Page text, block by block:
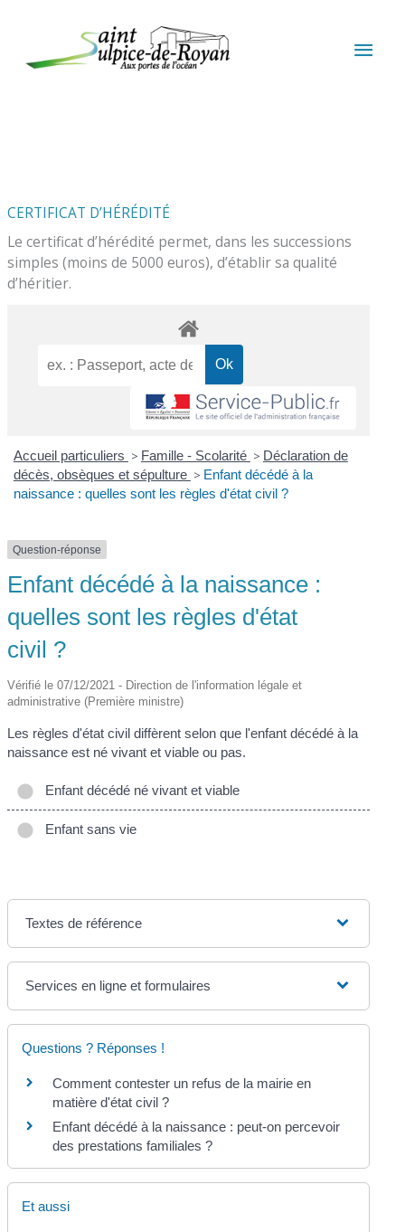
CERTIFICAT D’HÉRÉDITÉ
Le certificat d’hérédité permet, dans les successions
simples (moins de 5000 euros), d’établir sa qualité
d’héritier.
Accueil particuliers > Famille - Scolarité > Déclaration de
décès, obsèques et sépulture > Enfant décédé à la
naissance : quelles sont les règles d'état civil ?
Question-réponse
Enfant décédé à la naissance :
quelles sont les règles d'état
civil ?
Vérifié le 07/12/2021 - Direction de l'information légale et
administrative (Première ministre)
Les règles d'état civil diffèrent selon que l'enfant décédé à la
naissance est né vivant et viable ou pas.
Enfant décédé né vivant et viable
Enfant sans vie
Textes de référence
Services en ligne et formulaires
Questions ? Réponses !
Comment contester un refus de la mairie en
matière d'état civil ?
Enfant décédé à la naissance : peut-on percevoir
des prestations familiales ?
Et aussi